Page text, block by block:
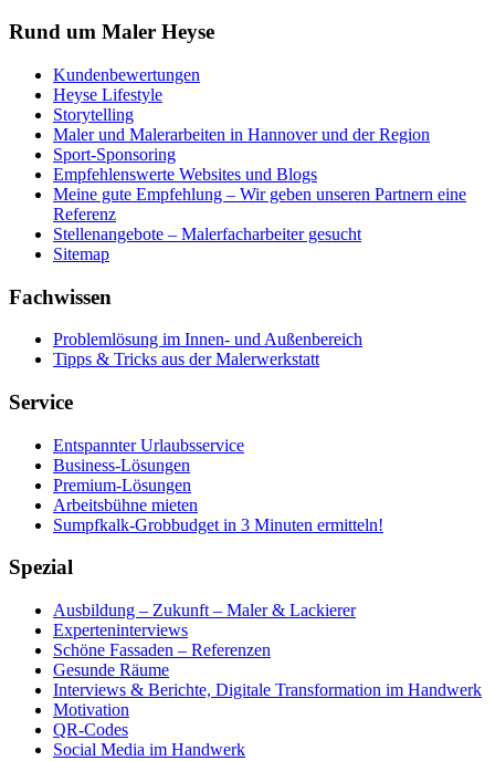
Rund um Maler Heyse
Kundenbewertungen
Heyse Lifestyle
Storytelling
Maler und Malerarbeiten in Hannover und der Region
Sport-Sponsoring
Empfehlenswerte Websites und Blogs
Meine gute Empfehlung – Wir geben unseren Partnern eine
Referenz
Stellenangebote – Malerfacharbeiter gesucht
Sitemap
Fachwissen
Problemlösung im Innen- und Außenbereich
Tipps & Tricks aus der Malerwerkstatt
Service
Entspannter Urlaubsservice
Business-Lösungen
Premium-Lösungen
Arbeitsbühne mieten
Sumpfkalk-Grobbudget in 3 Minuten ermitteln!
Spezial
Ausbildung – Zukunft – Maler & Lackierer
Experteninterviews
Schöne Fassaden – Referenzen
Gesunde Räume
Interviews & Berichte, Digitale Transformation im Handwerk
Motivation
QR-Codes
Social Media im Handwerk